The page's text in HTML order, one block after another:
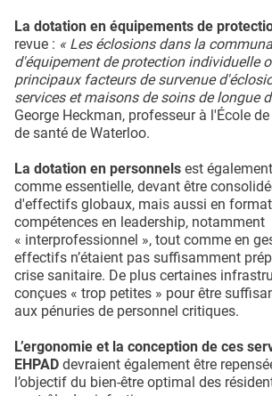
La dotation en équipements de
revue : « Les éclosions dans la
d'équipement de protection individuelle
principaux facteurs de survenue
services et maisons de soins de longue
George Heckman, professeur à l'École
de santé de Waterloo.
La dotation en personnels est
comme essentielle, devant être
d'effectifs globaux, mais aussi en
compétences en leadership, notamment
« interprofessionnel », tout comme en
effectifs n’étaient pas suffisamment
crise sanitaire. De plus certaines
conçues « trop petites » pour être
aux pénuries de personnel critiques.
L’ergonomie et la conception de ces
EHPAD devraient également être
l’objectif du bien-être optimal des